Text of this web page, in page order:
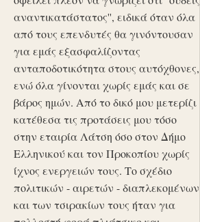
αναντικατάστατος'', ειδικά όταν όλα
από τους επενδυτές θα γινόντουσαν
για εμάς εξασφαλίζοντας
ανταποδοτικότητα στους αυτόχθονες,
ενώ όλα γίνονται χωρίς εμάς και σε
βάρος ημών. Από το δικό μου μετερίζι
κατέθεσα τις προτάσεις μου τόσο
στην εταιρία Λάτση όσο στον Δήμο
Ελληνικού και τον Προκοπίου χωρίς
ίχνος ενεργειών τους. Το σχέδιο
πολιτικών - αιρετών - διαπλεκομένων
και των τσιρακίων τους ήταν για